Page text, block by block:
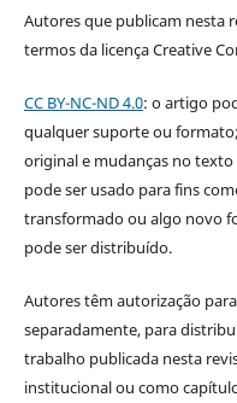
Autores que publicam nesta
termos da licença Creative
CC BY-NC-ND 4.0: o artigo
qualquer suporte ou
original e mudanças no
pode ser usado para fins
transformado ou algo novo
pode ser distribuído.
Autores têm autorização
separadamente, para
trabalho publicada nesta
institucional ou como